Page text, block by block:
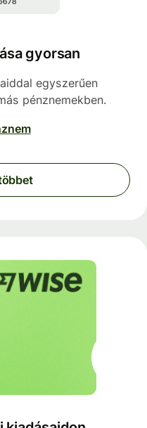
gyorsan
egyszerűen
pénznemekben.